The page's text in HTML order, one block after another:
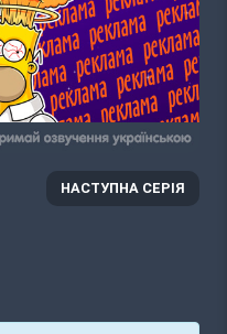
НАСТУПНА СЕРІЯ